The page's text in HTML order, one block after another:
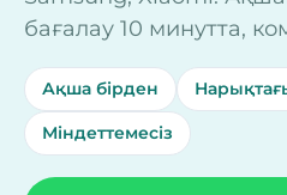
бағалау 10 минутта,
Ақша бірден
Міндеттемесіз